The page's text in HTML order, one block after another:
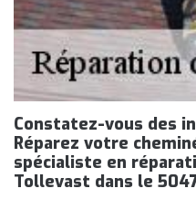
Constatez-vous des
Réparez votre
spécialiste en
Tollevast dans le